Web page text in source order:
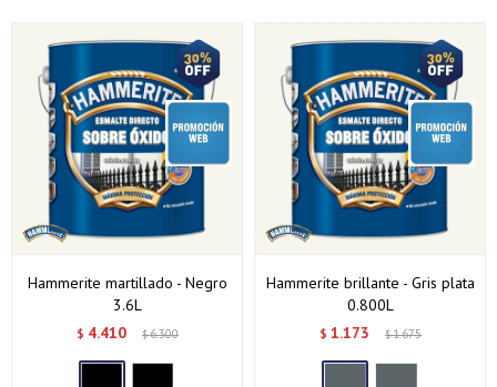
Hammerite martillado - Negro
3.6L
$ 4.410 $6.300
Hammerite brillante - Gris plata
0.800L
$ 1.173 $1.675